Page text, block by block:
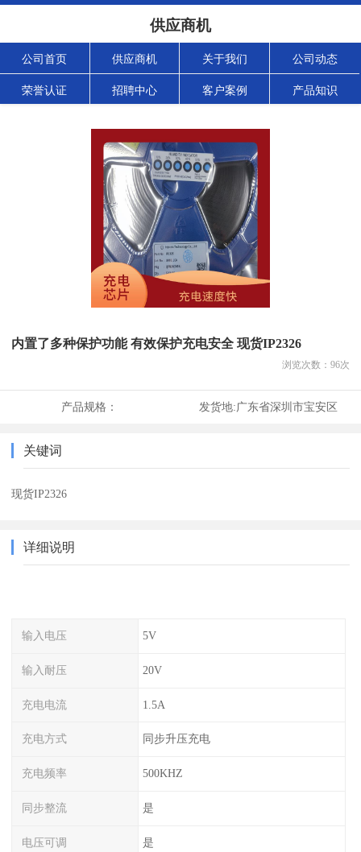
供应商机
公司首页 供应商机 关于我们 公司动态
荣誉认证 招聘中心 客户案例 产品知识
内置了多种保护功能 有效保护充电安全 现货IP2326
浏览次数： 96次
产品规格： 发货地:广东省深圳市宝安区
关键词
现货IP2326
详细说明
输入电压 5V
输入耐压 20V
充电电流 1.5A
充电方式 同步升压充电
充电频率 500KHZ
同步整流 是
电压可调 是